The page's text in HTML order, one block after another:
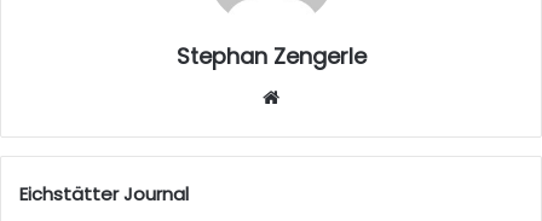
Stephan Zengerle
sei
Eichstätter Journal